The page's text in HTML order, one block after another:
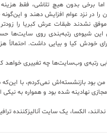
اما برخی بدون هیچ تلاشی، فقط
را در نزد عوام افزایش دهند و
این شیوه‌ی رتبه‌بندی روی
خودش کیا و بیایی داشت. احتمالاً
رتبه‌ی وب‌سایت‌ها چه تغییری خواهد
من بود بازنشسته‌اش نمی‌کردم، با
نهادینه شده بود و همواره به
الکسا، یک سایت آنالیزکننده